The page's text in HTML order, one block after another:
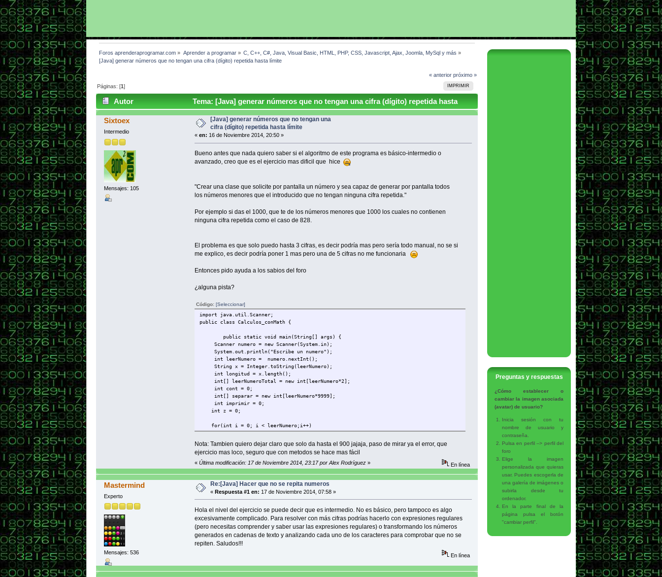
Foros aprenderaprogramar.com » Aprender a programar» C, C++, C#, Java, Visual Basic, HTML, PHP, CSS, Javascript, Ajax, Joomla, MySql y más »
[Java] generar números que no tengan una cifra (dígito) repetida hasta límite
« anterior próximo »
IMPRIMIR
Páginas: [1]
Autor
Tema: [Java] generar números que no tengan una cifra (dígito) repetida hasta
límite (Leído 6461 veces)
Sixtoex
Intermedio
Mensajes: 105
[Java] generar números que no tengan una
cifra (dígito) repetida hasta límite
« en: 16 de Noviembre 2014, 20:50 »
Bueno antes que nada quiero saber si el algoritmo de este programa es básico-intermedio o
avanzado, creo que es el ejercicio mas dificil que hice
"Crear una clase que solicite por pantalla un número y sea capaz de generar por pantalla todos
los números menores que el introducido que no tengan ninguna cifra repetida."
Por ejemplo si das el 1000, que te de los números menores que 1000 los cuales no contienen
ninguna cifra repetida como el caso de 828.
El problema es que solo puedo hasta 3 cifras, es decir podría mas pero sería todo manual, no se si
me explico, es decir podría poner 1 mas pero una de 5 cifras no me funcionaria
Entonces pido ayuda a los sabios del foro
¿alguna pista?
Código: [Seleccionar]
import java.util.Scanner;
public class Calculos_conMath {
public static void main(String[] args) {
Scanner numero = new Scanner(System.in);
System.out.println("Escribe un numero");
int leerNumero = numero.nextInt();
String x = Integer.toString(leerNumero);
int longitud = x.length();
int[] leerNumeroTotal = new int[leerNumero*2];
int cont = 0;
int[] separar = new int[leerNumero*9999];
int imprimir = 0;
int z = 0;
for(int i = 0; i < leerNumero;i++)
{
leerNumeroTotal[i] = i;
z = 0;
if(leerNumeroTotal[i] > 9){
while( z <= longitud-1){
leerNumeroTotal[i] = leerNumeroTotal[i] /10;
z++;
}
if(separar[imprimir] != separar[imprimir+2] && separar[imprimir+2] != separar[imprimir+1]&&separar[imprimir] != separar[imprimir+1]){
Nota: Tambien quiero dejar claro que solo da hasta el 900 jajaja, paso de mirar ya el error, que
ejercicio mas loco, seguro que con metodos se hace mas fácil
« Última modificación: 17 de Noviembre 2014, 23:17 por Alex Rodríguez» En línea
Mastermind
Experto
Mensajes: 536
Re:[Java] Hacer que no se repita numeros
« Respuesta #1 en: 17 de Noviembre 2014, 07:58 »
Hola el nivel del ejercicio se puede decir que es intermedio. No es básico, pero tampoco es algo
excesivamente complicado. Para resolver con más cifras podrías hacerlo con expresiones regulares
(pero necesitas comprender y saber usar las expresiones regulares) o transformando los números
generados en cadenas de texto y analizando cada uno de los caracteres para comprobar que no se
repiten. Saludos!!!
En línea
Preguntas y respuestas
¿Cómo establecer o
cambiar la imagen asociada
(avatar) de usuario?
Inicia sesión con tu
nombre de usuario y
contraseña.
Pulsa en perfil --> perfil del
foro
Elige la imagen
personalizada que quieras
usar. Puedes escogerla de
una galería de imágenes o
subirla desde tu
ordenador.
En la parte final de la
página pulsa el botón
"cambiar perfil".